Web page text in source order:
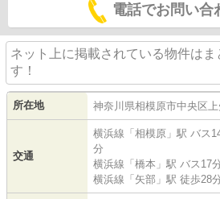
電話でお問い合
ネット上に掲載されている物件は
す！
所在地 神奈川県相模原市中央区
交通
横浜線 「相模原 」駅 バス
分
横浜線 「橋本 」駅 バス17
横浜線 「矢部 」駅 徒歩28